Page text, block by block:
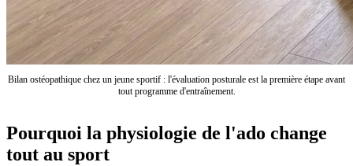
Bilan ostéopathique chez un jeune sportif : l'évaluation posturale est la première étape avant
tout programme d'entraînement.
Pourquoi la physiologie de l'ado change
tout au sport